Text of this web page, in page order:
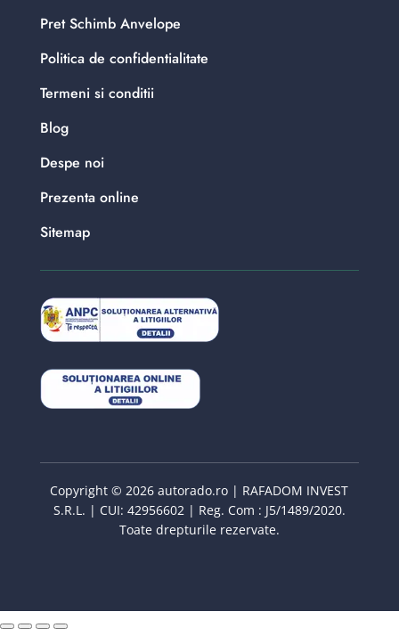
Pret Schimb Anvelope
Politica de confidentialitate
Termeni si conditii
Blog
Despe noi
Prezenta online
Sitemap
Copyright © 2026 autorado.ro | RAFADOM INVEST
S.R.L. | CUI: 42956602 | Reg. Com : J5/1489/2020.
Toate drepturile rezervate.